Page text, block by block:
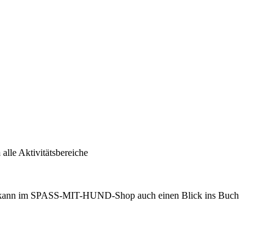
alle Aktivitätsbereiche
im SPASS-MIT-HUND-Shop auch einen Blick ins Buch